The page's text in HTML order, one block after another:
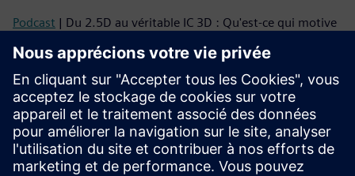
Podcast | Du 2.5D au véritable IC 3D : Qu'est-ce qui motive
Podcast| Pourquoi les CI 3D ont besoin d'un changement
d'état d'esprit et comment y arriver
Lire
Brochure| Suite de solutions Innovator3D IC
Série de livres électroniques| Votre guide pour une